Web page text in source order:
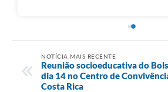
NOTÍCIA MAIS RECENTE
Reunião socioeducativa do
dia 14 no Centro de
Costa Rica